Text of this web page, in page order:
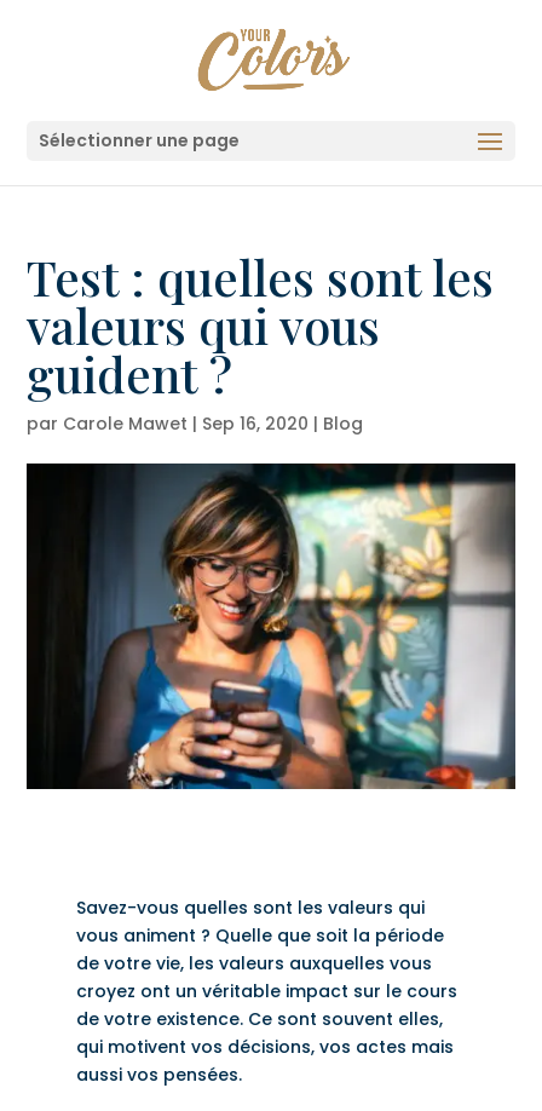
Sélectionner une page
Test : quelles sont les
valeurs qui vous
guident ?
par Carole Mawet | Sep 16, 2020 | Blog
Savez-vous quelles sont les valeurs qui
vous animent ? Quelle que soit la période
de votre vie, les valeurs auxquelles vous
croyez ont un véritable impact sur le cours
de votre existence. Ce sont souvent elles,
qui motivent vos décisions, vos actes mais
aussi vos pensées.